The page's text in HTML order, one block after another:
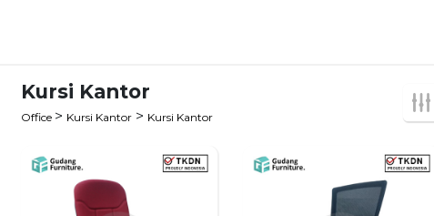
Kursi Kantor
Office > Kursi Kantor > Kursi Kantor